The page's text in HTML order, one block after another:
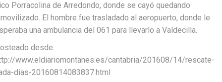
Porracolina de Arredondo, donde se cayó quedando
El hombre fue trasladado al aeropuerto, donde le
una ambulancia del 061 para llevarlo a Valdecilla.
desde:
www.eldiariomontanes.es/cantabria/201608/14/rescate-
dias-20160814083837.html